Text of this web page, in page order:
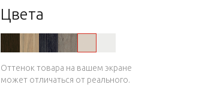
Цвета
Оттенок товара на вашем экране
может отличаться от реального.